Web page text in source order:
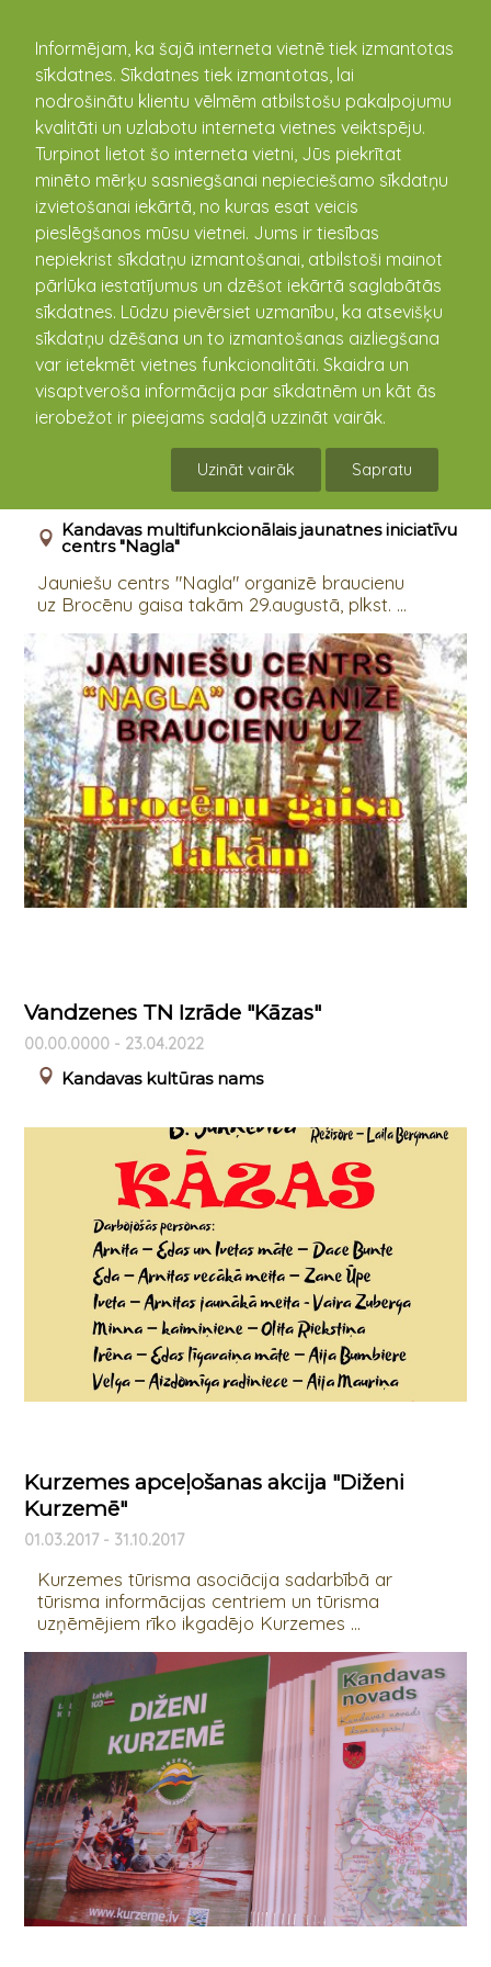
Informējam, ka šajā interneta vietnē tiek izmantotas
sīkdatnes. Sīkdatnes tiek izmantotas, lai
nodrošinātu klientu vēlmēm atbilstošu pakalpojumu
kvalitāti un uzlabotu interneta vietnes veiktspēju.
Turpinot lietot šo interneta vietni, Jūs piekrītat
minēto mērķu sasniegšanai nepieciešamo sīkdatņu
izvietošanai iekārtā, no kuras esat veicis
pieslēgšanos mūsu vietnei. Jums ir tiesības
nepiekrist sīkdatņu izmantošanai, atbilstoši mainot
pārlūka iestatījumus un dzēšot iekārtā saglabātās
sīkdatnes. Lūdzu pievērsiet uzmanību, ka atsevišķu
sīkdatņu dzēšana un to izmantošanas aizliegšana
var ietekmēt vietnes funkcionalitāti. Skaidra un
visaptveroša informācija par sīkdatnēm un kāt ās
ierobežot ir pieejams sadaļā uzzināt vairāk.
Uzināt vairāk Sapratu
kandava.lv
PASĀKUMU
KALENDĀRS
Pievienojies braucienam uz Brocēnu gaisa
Kandavas multifunkcionālais jaunatnes iniciatīvu
centrs "Nagla"
Jauniešu centrs "Nagla" organizē braucienu
uz Brocēnu gaisa takām 29.augustā, plkst. ...
Vandzenes TN Izrāde "Kāzas"
00.00.0000 - 23.04.2022
Kandavas kultūras nams
Kurzemes apceļošanas akcija "Diženi
Kurzemē"
01.03.2017 - 31.10.2017
Kurzemes tūrisma asociācija sadarbībā ar
tūrisma informācijas centriem un tūrisma
uzņēmējiem rīko ikgadējo Kurzemes ...